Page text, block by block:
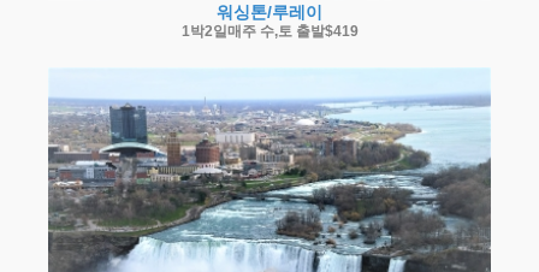
워싱톤/루레이
1박2일매주 수,토 출발$419